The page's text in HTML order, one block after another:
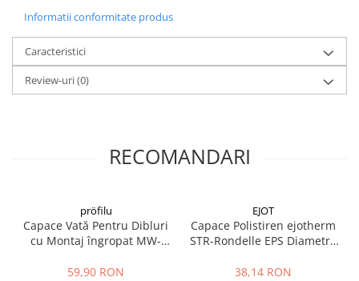
Distanțiere si Pene pentru Nivelare
Produse pentru Curățare
Latex pentru Adezivi și Chituri
Hidroizolații
Fund de Rost
Benzi de Etanșare
Impermeabilizări Suprafețe
Hidroizolații Flexibile
Informatii conformitate produs
Caracteristici
Review-uri(0)
RECOMANDARI
pröfilu
Capace Vată Pentru Dibluri
cu Montaj îngropat MW-
59,90 RON
EJOT
Capace Polistiren ejotherm
STR-Rondelle EPS Diametru
38,14 RON